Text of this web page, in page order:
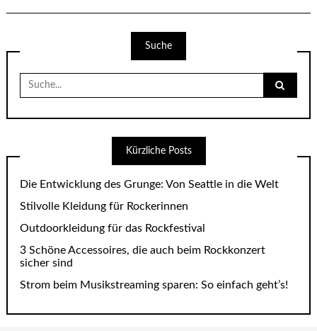
Suche
nach:
Kürzliche Posts
Die Entwicklung des Grunge: Von Seattle in die Welt
Stilvolle Kleidung für Rockerinnen
Outdoorkleidung für das Rockfestival
3 Schöne Accessoires, die auch beim Rockkonzert
sicher sind
Strom beim Musikstreaming sparen: So einfach geht’s!